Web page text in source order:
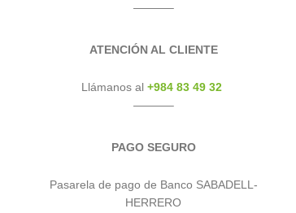
———–
ATENCIÓN AL CLIENTE
Llámanos al +984 83 49 32
———–
PAGO SEGURO
Pasarela de pago de Banco SABADELL-
HERRERO